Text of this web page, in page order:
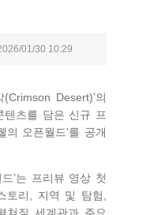
01/30 10:29
Desert)’의
텐츠를 담은 신규 프
의 오픈월드’를 공개
’는 프리뷰 영상 첫
토리, 지역 및 탐험,